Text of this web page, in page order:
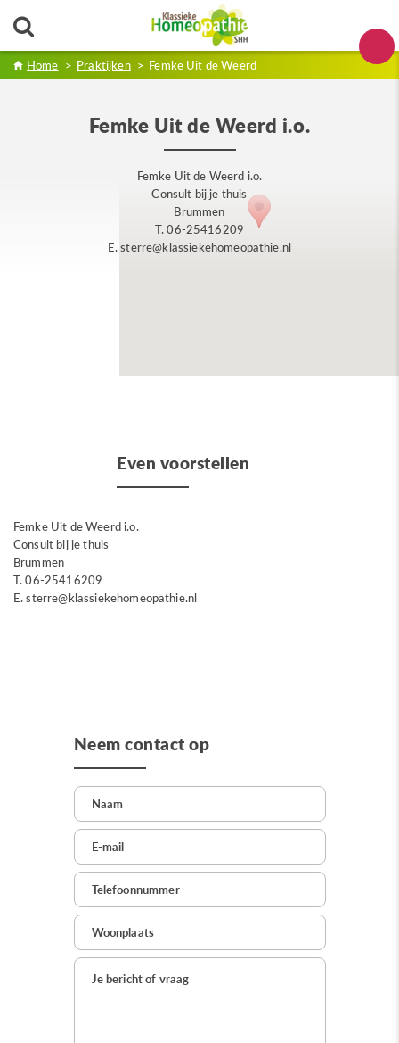
Home > Praktijken > Femke Uit de Weerd
Femke Uit de Weerd i.o.
Femke Uit de Weerd i.o.
Consult bij je thuis
Brummen
T. 06-25416209
E. sterre@klassiekehomeopathie.nl
Even voorstellen
Femke Uit de Weerd i.o.
Consult bij je thuis
Brummen
T. 06-25416209
E. sterre@klassiekehomeopathie.nl
Neem contact op